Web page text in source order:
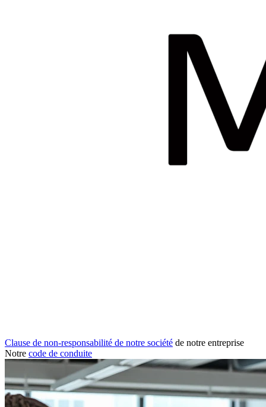
Clause de non-responsabilité de notre société de notre entreprise
Notre code de conduite